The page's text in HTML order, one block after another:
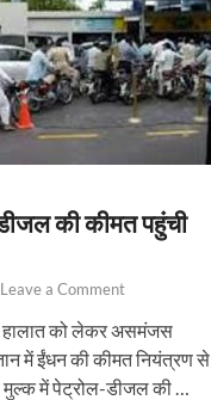
की कीमत पहुंची
Leave a Comment
हालात को लेकर असमंजस
में ईंधन की कीमत नियंत्रण से
मुल्क में पेट्रोल-डीजल की …